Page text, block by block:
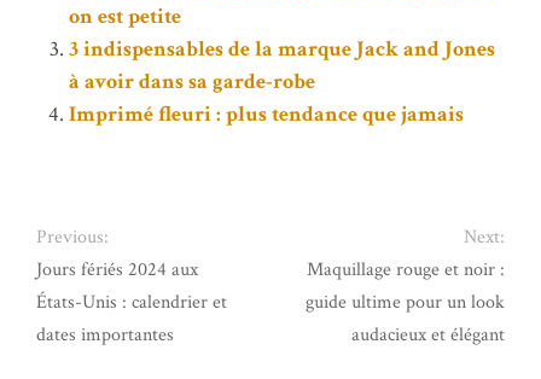
on est petite
3 indispensables de la marque Jack and Jones
à avoir dans sa garde-robe
Imprimé fleuri : plus tendance que jamais
Previous:
Jours fériés 2024 aux
États-Unis : calendrier et
dates importantes
Next:
Maquillage rouge et noir :
guide ultime pour un look
audacieux et élégant